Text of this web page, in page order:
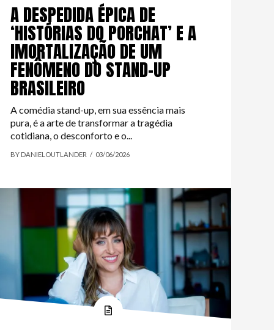
A DESPEDIDA ÉPICA DE
‘HISTÓRIAS DO PORCHAT’ E A
IMORTALIZAÇÃO DE UM
FENÔMENO DO STAND-UP
BRASILEIRO
A comédia stand-up, em sua essência mais
pura, é a arte de transformar a tragédia
cotidiana, o desconforto e o...
BY DANIELOUTLANDER 03/06/2026